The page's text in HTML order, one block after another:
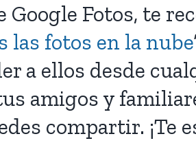
Google Fotos, te
las fotos en la nube
a ellos desde
amigos y
compartir. ¡Te